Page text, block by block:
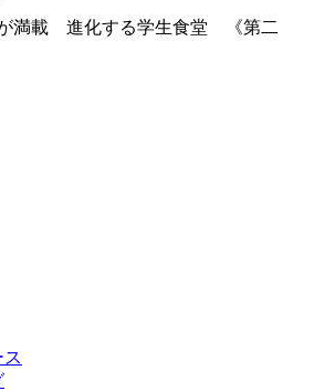
満載 進化する学生食堂 《第二